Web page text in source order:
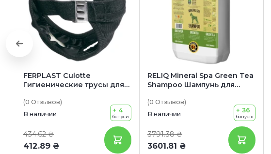
FERPLAST Culotte
Гигиенические трусы для
(0 Отзывов)
В наличии
434.62 ₴
412.89 ₴
+ 4
бонуси
RELIQ Mineral Spa Green Tea
Shampoo Шампунь для
экстрактом зеленого чая)
(0 Отзывов)
В наличии
3791.38 ₴
3601.81 ₴
+ 36
бонусів